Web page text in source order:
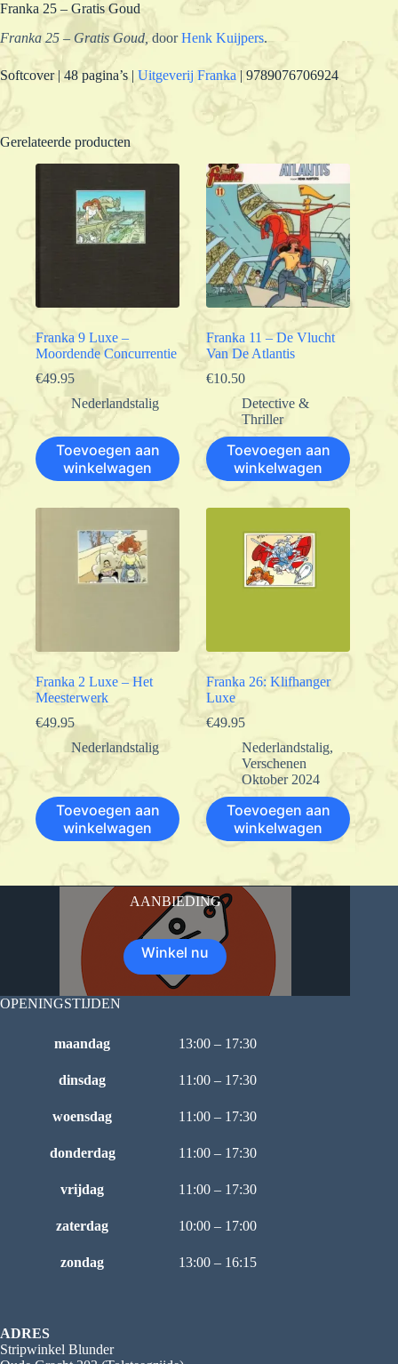
Franka 25 – Gratis Goud
Franka 25 – Gratis Goud, doorHenk Kuijpers.
Softcover | 48 pagina’s | Uitgeverij Franka | 9789076706924
Gerelateerde producten
Franka 9 Luxe –
Moordende Concurrentie
€49.95
Nederlandstalig
Toevoegen aan
winkelwagen
Franka 11 – De Vlucht
Van De Atlantis
€10.50
Detective &
Thriller
Toevoegen aan
winkelwagen
Franka 2 Luxe – Het
Meesterwerk
€49.95
Nederlandstalig
Toevoegen aan
winkelwagen
Franka 26: Klifhanger
Luxe
€49.95
Nederlandstalig,
Verschenen
Oktober 2024
Toevoegen aan
winkelwagen
AANBIEDING
Winkel nu
OPENINGSTIJDEN
maandag 13:00 – 17:30
dinsdag 11:00 – 17:30
woensdag 11:00 – 17:30
donderdag 11:00 – 17:30
vrijdag 11:00 – 17:30
zaterdag 10:00 – 17:00
zondag 13:00 – 16:15
ADRES
Stripwinkel Blunder